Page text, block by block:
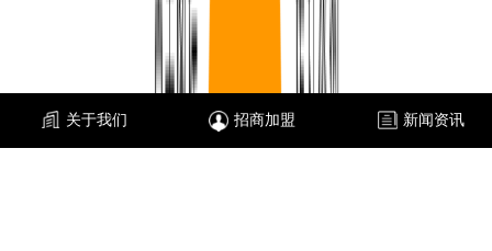
关于我们 招商加盟 新闻资讯